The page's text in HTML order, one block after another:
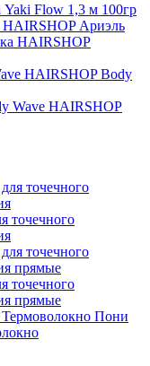
Flow 1,3 м 100гр
HAIRSHOP Ариэль
HAIRSHOP
HAIRSHOP Body
HAIRSHOP
точечного
точечного
прямые
Пони